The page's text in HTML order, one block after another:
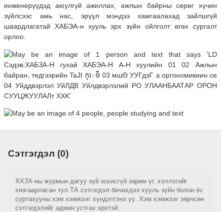
инженерүүдэд аюулгүй ажиллах, ажлын байрны сөрөг хүчин
зүйлсээс амь нас, эрүүл мэндээ хамгаалахад зайлшгүй
шаардлагатай ХАБЭА-н хууль эрх зүйн ойлголт өгөх сургалт
орлоо.
Сэтгэгдэл (0)
ХХЗХ-ны журмын дагуу зүй зохисгүй зарим үг, хэллэгийг
хязгаарласан тул ТА сэтгэгдэл бичихдээ хууль зүйн болон ёс
суртахууны хэм хэмжээг хүндэтгэнэ үү. Хэм хэмжээг зөрчсөн
сэтгэгдэлийг админ устгах эрхтэй.